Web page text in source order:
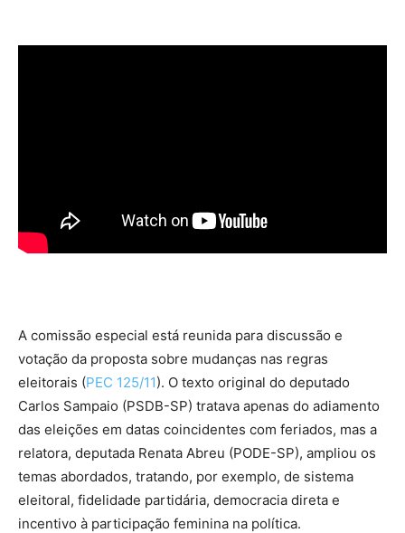
A comissão especial está reunida para discussão e
votação da proposta sobre mudanças nas regras
eleitorais (PEC 125/11). O texto original do deputado
Carlos Sampaio (PSDB-SP) tratava apenas do adiamento
das eleições em datas coincidentes com feriados, mas a
relatora, deputada Renata Abreu (PODE-SP), ampliou os
temas abordados, tratando, por exemplo, de sistema
eleitoral, fidelidade partidária, democracia direta e
incentivo à participação feminina na política.